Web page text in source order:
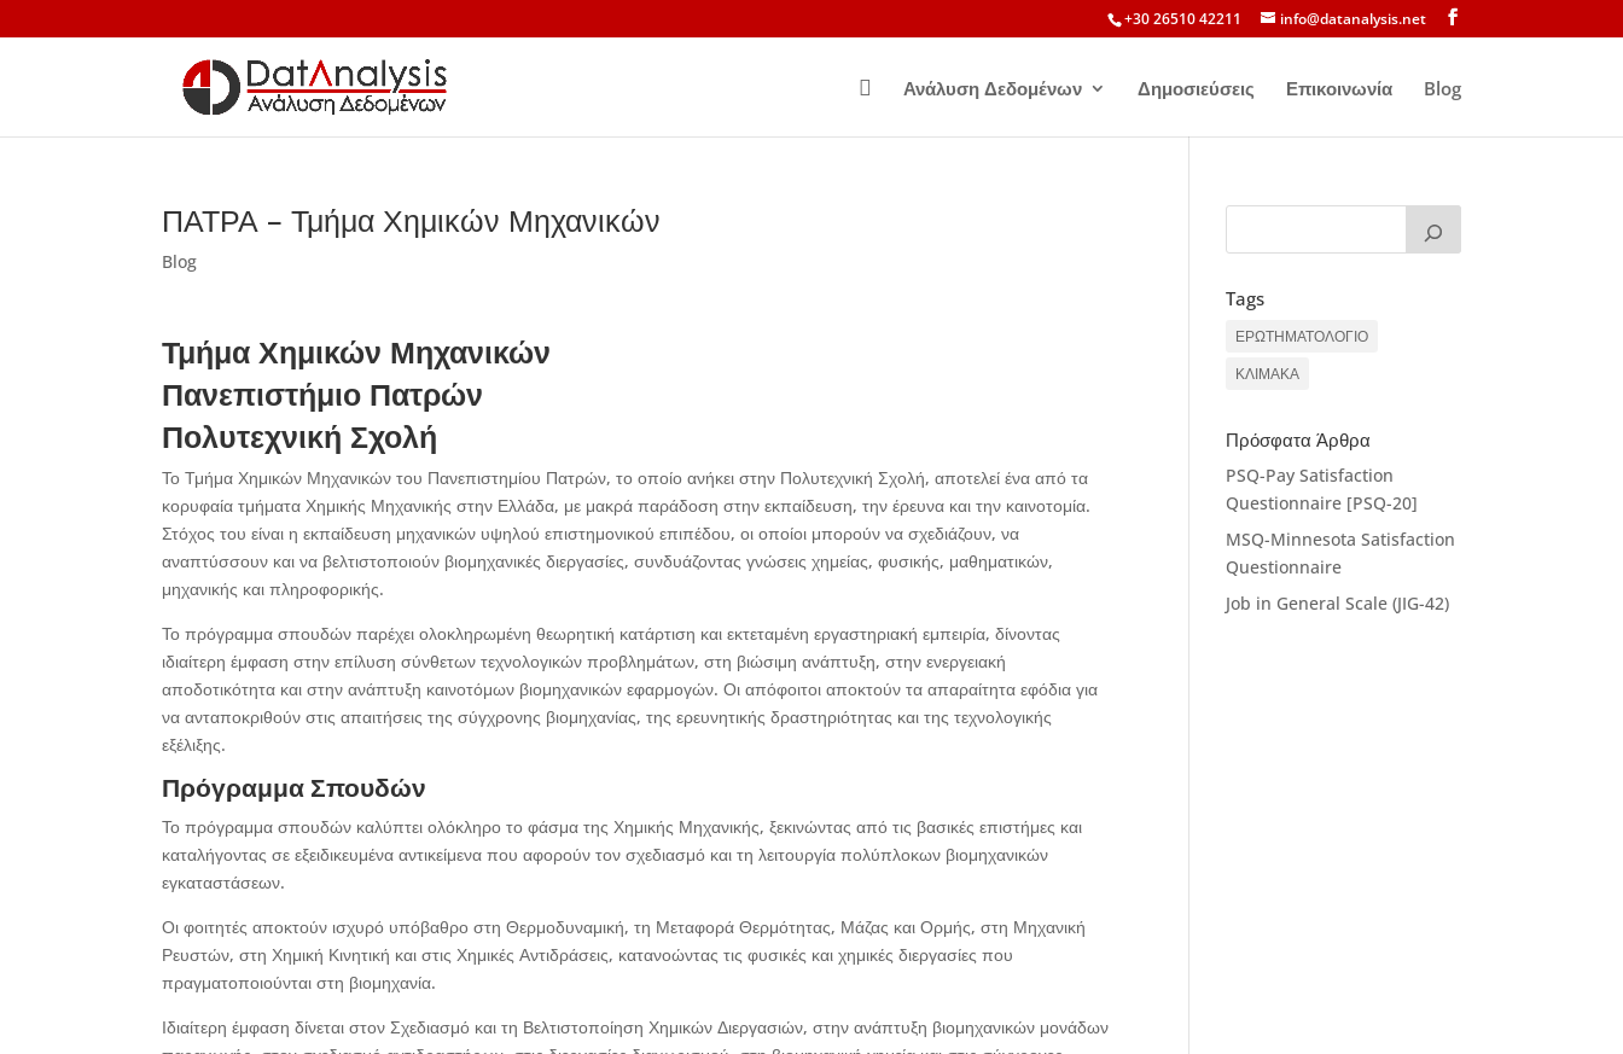
+30 26510 42211 info@datanalysis.net
 Ανάλυση Δεδομένων Δημοσιεύσεις Επικοινωνία Blog
ΠΑΤΡΑ – Τμήμα Χημικών Μηχανικών
Blog
Τμήμα Χημικών Μηχανικών
Πανεπιστήμιο Πατρών
Πολυτεχνική Σχολή
Το Τμήμα Χημικών Μηχανικών του Πανεπιστημίου Πατρών, το οποίο ανήκει στην Πολυτεχνική Σχολή, αποτελεί ένα από τα
κορυφαία τμήματα Χημικής Μηχανικής στην Ελλάδα, με μακρά παράδοση στην εκπαίδευση, την έρευνα και την καινοτομία.
Στόχος του είναι η εκπαίδευση μηχανικών υψηλού επιστημονικού επιπέδου, οι οποίοι μπορούν να σχεδιάζουν, να
αναπτύσσουν και να βελτιστοποιούν βιομηχανικές διεργασίες, συνδυάζοντας γνώσεις χημείας, φυσικής, μαθηματικών,
μηχανικής και πληροφορικής.
Το πρόγραμμα σπουδών παρέχει ολοκληρωμένη θεωρητική κατάρτιση και εκτεταμένη εργαστηριακή εμπειρία, δίνοντας
ιδιαίτερη έμφαση στην επίλυση σύνθετων τεχνολογικών προβλημάτων, στη βιώσιμη ανάπτυξη, στην ενεργειακή
αποδοτικότητα και στην ανάπτυξη καινοτόμων βιομηχανικών εφαρμογών. Οι απόφοιτοι αποκτούν τα απαραίτητα εφόδια για
να ανταποκριθούν στις απαιτήσεις της σύγχρονης βιομηχανίας, της ερευνητικής δραστηριότητας και της τεχνολογικής
εξέλιξης.
Πρόγραμμα Σπουδών
Το πρόγραμμα σπουδών καλύπτει ολόκληρο το φάσμα της Χημικής Μηχανικής, ξεκινώντας από τις βασικές επιστήμες και
καταλήγοντας σε εξειδικευμένα αντικείμενα που αφορούν τον σχεδιασμό και τη λειτουργία πολύπλοκων βιομηχανικών
εγκαταστάσεων.
Οι φοιτητές αποκτούν ισχυρό υπόβαθρο στη Θερμοδυναμική, τη Μεταφορά Θερμότητας, Μάζας και Ορμής, στη Μηχανική
Ρευστών, στη Χημική Κινητική και στις Χημικές Αντιδράσεις, κατανοώντας τις φυσικές και χημικές διεργασίες που
πραγματοποιούνται στη βιομηχανία.
Ιδιαίτερη έμφαση δίνεται στον Σχεδιασμό και τη Βελτιστοποίηση Χημικών Διεργασιών, στην ανάπτυξη βιομηχανικών μονάδων
Tags
ΕΡΩΤΗΜΑΤΟΛΟΓΙΟ
ΚΛΙΜΑΚΑ
Πρόσφατα Άρθρα
PSQ-Pay Satisfaction
Questionnaire [PSQ-20]
MSQ-Minnesota Satisfaction
Questionnaire
Job in General Scale (JIG-42)